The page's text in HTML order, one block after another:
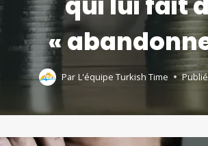
«
Par L'équipe Turkish Time